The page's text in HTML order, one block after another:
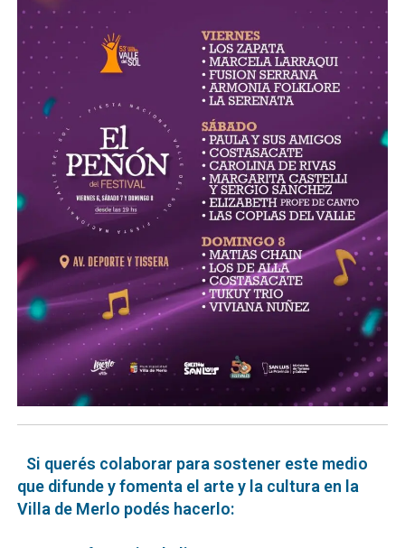
Si querés colaborar para sostener este medio
que difunde y fomenta el arte y la cultura en la
Villa de Merlo podés hacerlo: